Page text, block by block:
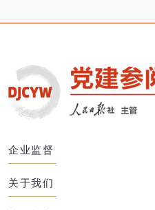
企业监督
关于我们